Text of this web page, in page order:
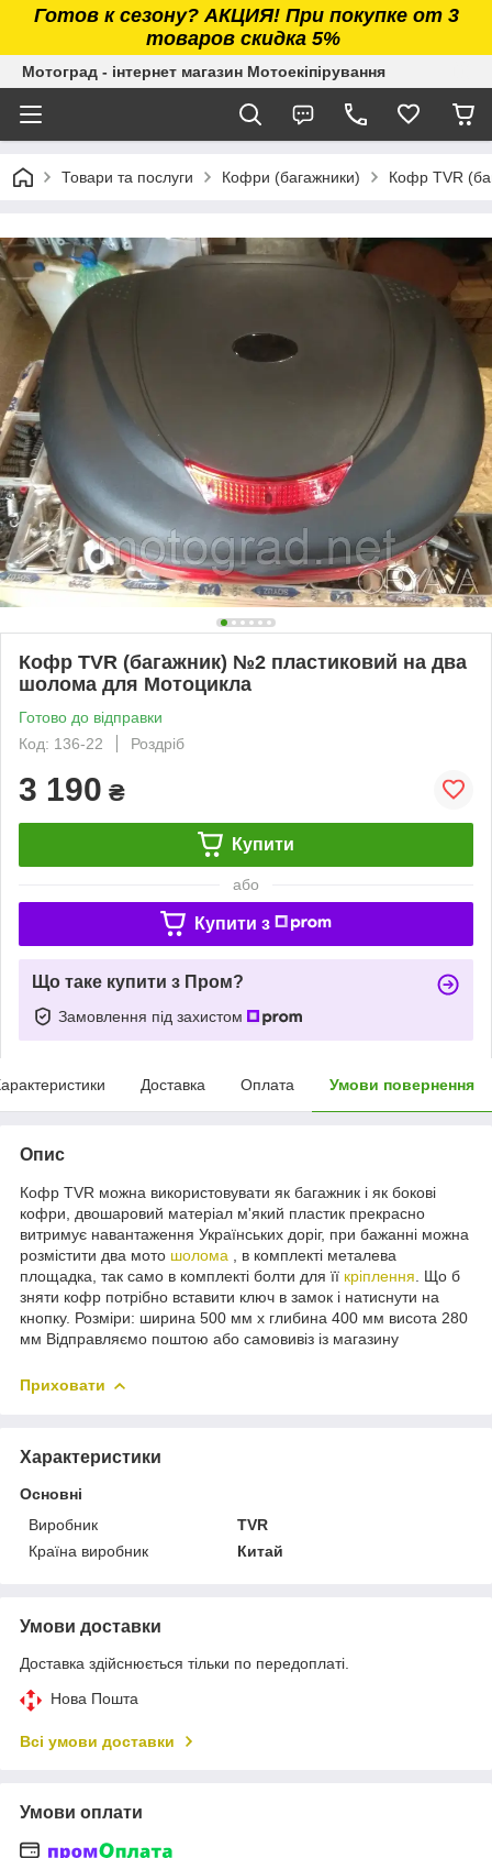
Готов к сезону? АКЦИЯ! При покупке от 3
товаров скидка 5%
Мотоград - інтернет магазин Мотоекіпірування
Товари та послуги Кофри (багажники) Кофр TVR
Кофр TVR (багажник) №2 пластиковий на два
шолома для Мотоцикла
Готово до відправки
Код: 136-22
Роздріб
3 190 ₴
Купити
або
Купити з
Що таке купити з Пром?
Замовлення під захистом
Доставка Оплата Умови повернення
Опис
Кофр TVR можна використовувати як багажник і як бокові
кофри, двошаровий матеріал м'який пластик прекрасно
витримує навантаження Українських доріг, при бажанні можна
розмістити два мото шолома , в комплекті металева
площадка, так само в комплекті болти для її кріплення . Що б
зняти кофр потрібно вставити ключ в замок і натиснути на
кнопку. Розміри: ширина 500 мм х глибина 400 мм висота 280
мм Відправляємо поштою або самовивіз із магазину
Приховати
Характеристики
Основні
Виробник
TVR
Країна виробник
Китай
Умови доставки
Доставка здійснюється тільки по передоплаті.
Нова Пошта
Всі умови доставки
Умови оплати